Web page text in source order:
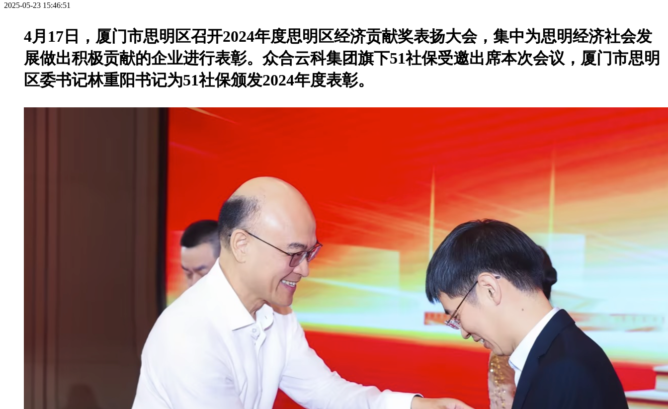
2025-05-23 15:46:51
4月17日，厦门市思明区召开2024年度思明区经济贡献奖表扬大会，集中为思明经济社会发
展做出积极贡献的企业进行表彰。众合云科集团旗下51社保受邀出席本次会议，厦门市思明
区委书记林重阳书记为51社保颁发2024年度表彰。